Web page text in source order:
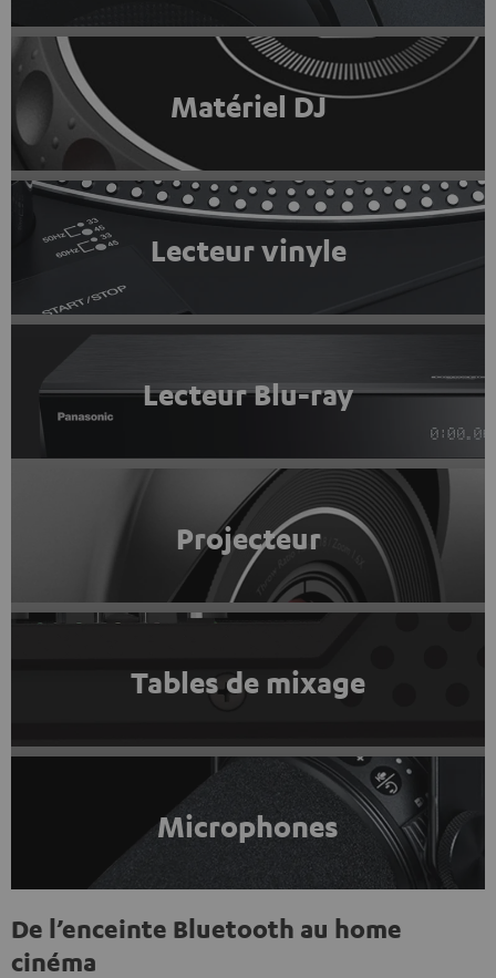
Matériel DJ
Lecteur vinyle
Lecteur Blu-ray
Projecteur
Tables de mixage
Microphones
De l’enceinte Bluetooth au home
cinéma